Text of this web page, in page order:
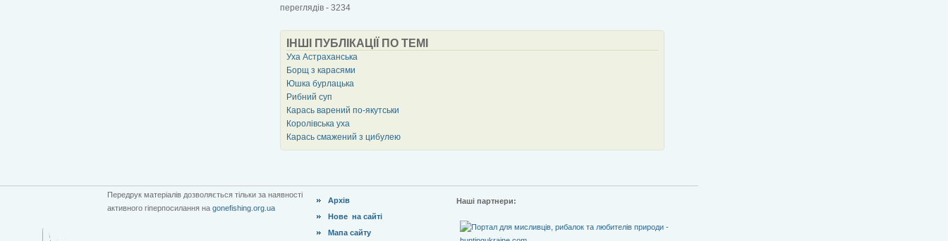
переглядів - 3234
ІНШІ ПУБЛІКАЦІЇ ПО ТЕМІ
Уха Астраханська
Борщ з карасями
Юшка бурлацька
Рибний суп
Карась варений по-якутськи
Королівська уха
Карась смажений з цибулею
Передрук матеріалів дозволяється тільки за наявності
активного гіперпосилання на gonefishing.org.ua
Архів
Нове на сайті
Мапа сайту
Наші партнери: